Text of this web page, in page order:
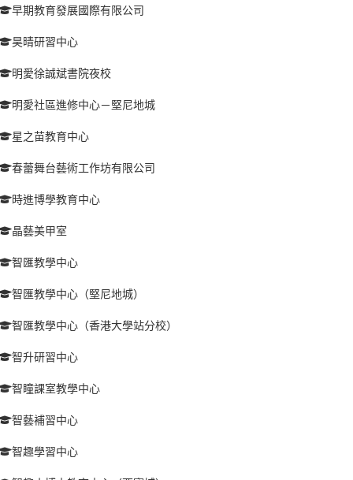
早期教育發展國際有限公司
昊晴研習中心
明愛徐誠斌書院夜校
明愛社區進修中心－堅尼地城
星之苗教育中心
春蕾舞台藝術工作坊有限公司
時進博學教育中心
晶藝美甲室
智匯教學中心
智匯教學中心（堅尼地城）
智匯教學中心（香港大學站分校）
智升研習中心
智瞳課室教學中心
智藝補習中心
智趣學習中心